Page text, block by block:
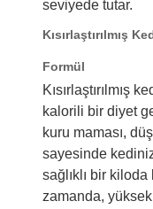
seviyede tutar.
Kısırlaştırılmış
Formül
Kısırlaştırılmış
kalorili bir diyet
kuru maması,
sayesinde
sağlıklı bir kiloda
zamanda,